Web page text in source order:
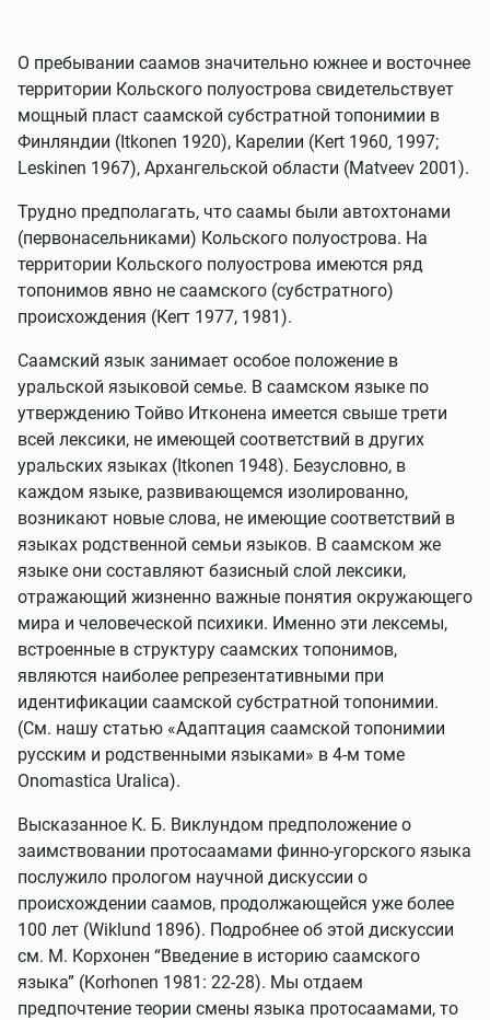
О пребывании саамов значительно южнее и восточнее
территории Кольского полуострова свидетельствует
мощный пласт саамской субстратной топонимии в
Финляндии (Itkonen 1920), Карелии (Kert 1960, 1997;
Leskinen 1967), Архангельской области (Matveev 2001).
Трудно предполагать, что саамы были автохтонами
(первонасельниками) Кольского полуострова. На
территории Кольского полуострова имеются ряд
топонимов явно не саамского (субстратного)
происхождения (Кеrт 1977, 1981).
Саамский язык занимает особое положение в
уральской языковой семье. В саамском языке по
утверждению Тойво Итконена имеется свыше трети
всей лексики, не имеющей соответствий в других
уральских языках (Itkonen 1948). Безусловно, в
каждом языке, развивающемся изолированно,
возникают новые слова, не имеющие соответствий в
языках родственной семьи языков. В саамском же
языке они составляют базисный слой лексики,
отражающий жизненно важные понятия окружающего
мира и человеческой психики. Именно эти лексемы,
встроенные в структуру саамских топонимов,
являются наиболее репрезентативными при
идентификации саамской субстратной топонимии.
(См. нашу статью «Адаптация саамской топонимии
русским и родственными языками» в 4-м томе
Onomastica Uralica).
Высказанное К. Б. Виклундом предположение о
заимствовании протосаамами финно-угорского языка
послужило прологом научной дискуссии о
происхождении саамов, продолжающейся уже более
100 лет (Wiklund 1896). Подробнее об этой дискуссии
см. М. Корхонен “Введение в историю саамского
языка” (Korhonen 1981: 22-28). Мы отдаем
предпочтение теории смены языка протосаамами, то